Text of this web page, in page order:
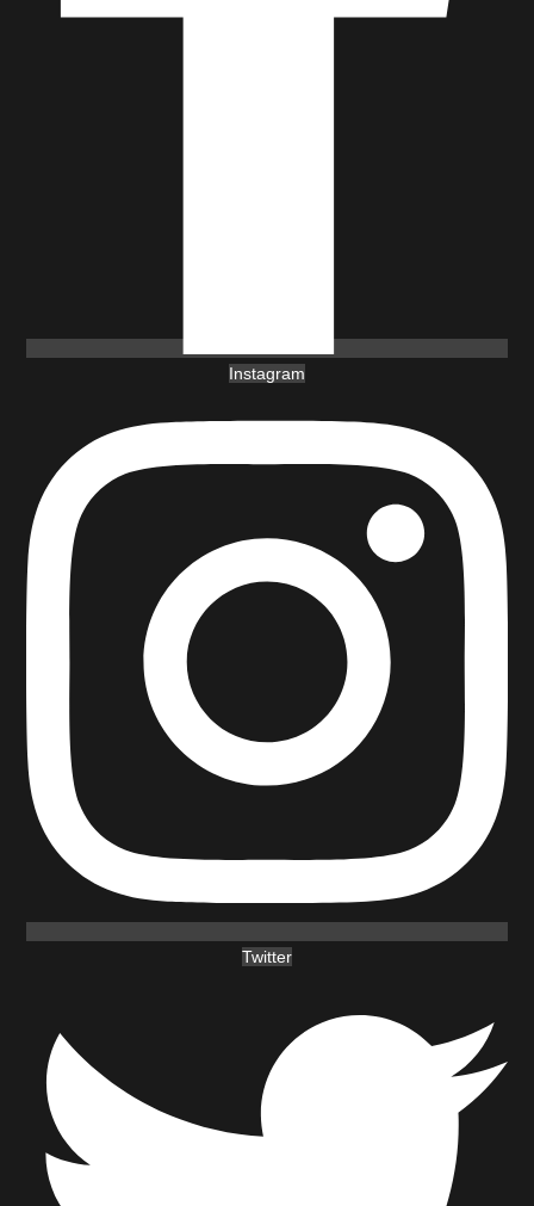
Instagram
Twitter